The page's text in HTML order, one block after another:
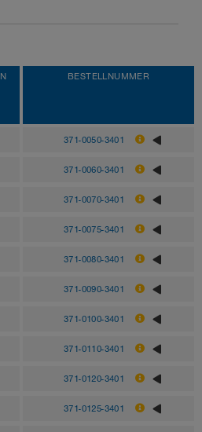
BESTELLNUMMER
371-0050-3401
371-0060-3401
371-0070-3401
371-0075-3401
371-0080-3401
371-0090-3401
371-0100-3401
371-0110-3401
371-0120-3401
371-0125-3401